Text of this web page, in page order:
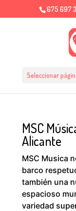
675 697
Seleccionar
MSC
Alicante
MSC Musica
barco
también una
espacioso
variedad